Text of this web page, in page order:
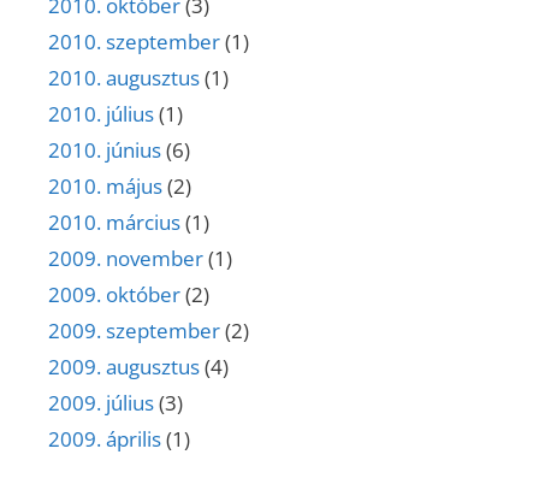
2010. október(3)
2010. szeptember(1)
2010. augusztus(1)
2010. július(1)
2010. június(6)
2010. május(2)
2010. március(1)
2009. november(1)
2009. október(2)
2009. szeptember(2)
2009. augusztus(4)
2009. július(3)
2009. április(1)